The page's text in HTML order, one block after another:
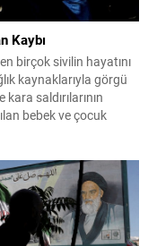
Kaybı
birçok sivilin hayatını
kaynaklarıyla görgü
saldırılarının
bebek ve çocuk
sivil kayıtları, ölü